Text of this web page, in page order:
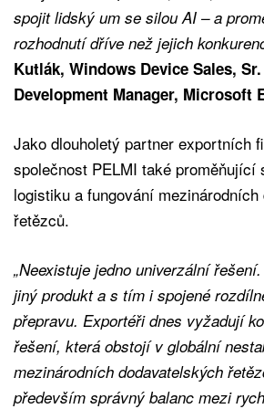
spojit lidský um se silou AI – a
rozhodnutí dříve než jejich
Kutlák, Windows Device Sales,
Development Manager, Microsoft
Jako dlouholetý partner exportních
společnost PELMI také proměňující
logistiku a fungování
řetězců.
„Neexistuje jedno univerzální
jiný produkt a s tím i spojené
přepravu. Exportéři dnes vyžadují
řešení, která obstojí v globální
mezinárodních dodavatelských
především správný balanc mezi